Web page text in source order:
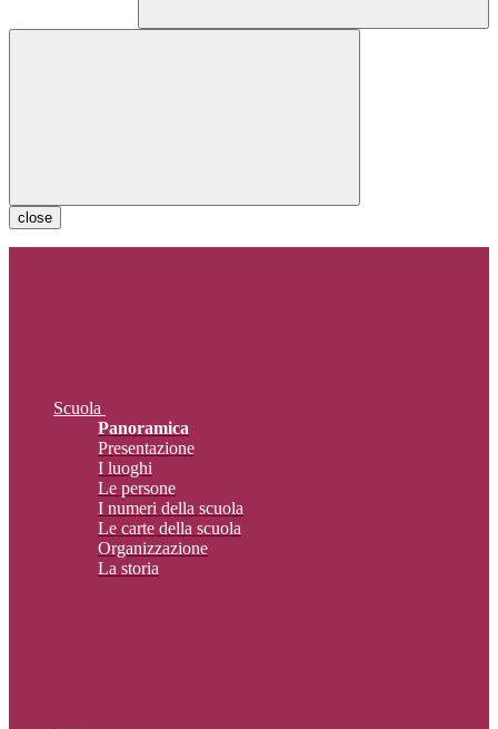
close
Scuola
Panoramica
Presentazione
I luoghi
Le persone
I numeri della scuola
Le carte della scuola
Organizzazione
La storia